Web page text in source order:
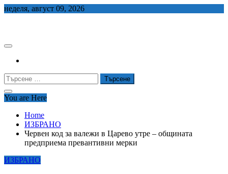
Skip
неделя, август 09, 2026
Търсене
за:
You are Here
Home
ИЗБРАНО
Червен код за валежи в Царево утре – общината
предприема превантивни мерки
ИЗБРАНО